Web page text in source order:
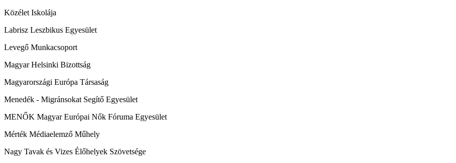
Közélet Iskolája
Labrisz Leszbikus Egyesület
Levegő Munkacsoport
Magyar Helsinki Bizottság
Magyarországi Európa Társaság
Menedék - Migránsokat Segítő Egyesület
MENŐK Magyar Európai Nők Fóruma Egyesület
Mérték Médiaelemző Műhely
Nagy Tavak és Vizes Élőhelyek Szövetsége